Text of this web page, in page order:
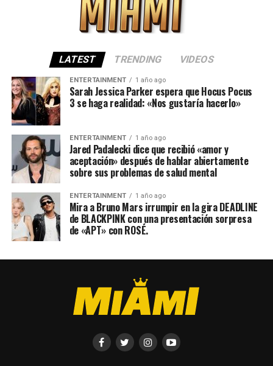
LATEST TRENDING VIDEOS
ENTERTAINMENT 1 año ago
Sarah Jessica Parker espera que Hocus Pocus
3 se haga realidad: «Nos gustaría hacerlo»
ENTERTAINMENT 1 año ago
Jared Padalecki dice que recibió «amor y
aceptación» después de hablar abiertamente
sobre sus problemas de salud mental
ENTERTAINMENT 1 año ago
Mira a Bruno Mars irrumpir en la gira DEADLINE
de BLACKPINK con una presentación sorpresa
de «APT» con ROSÉ.